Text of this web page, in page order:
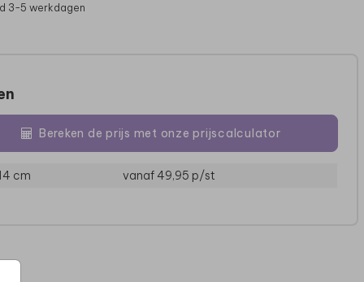
ENVELOPPENKIST ENVELOPPENKIST
3-5 werkdagen
Bereken de prijs met onze prijscalculator
cm vanaf 49,95 p/st